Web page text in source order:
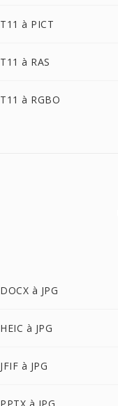
T11 à PICT
T11 à RAS
T11 à RGBO
DOCX à JPG
HEIC à JPG
JFIF à JPG